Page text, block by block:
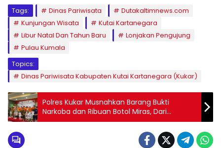
Tags: Dinas Pariwisata
Dutakaltimnews.com
Kunjungan Wisata
Kutai Kartanegara
Libur Natal Dan Tahun Baru
Lonjakan Pengujung
Pulau Kumala
Topics:
Dinas Pariwisata Kabupaten Kutai Kartanegara (Kukar)
Polres Kukar Musnahkan Barang Bukti
Narkoba dan Ribuan Botol Miras, Dari
Berbagai Kasus Sepanjang 2025